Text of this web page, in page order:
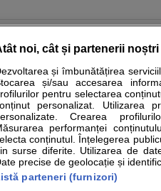
Boli si afectiuni
pe sfatulmedicului.ro au scop
langa informatia primita pe
- ANPC
Parteneri
noi, cât și partenerii
și îmbunătățirea
și/sau accesarea
pentru selectarea
personalizat. Utilizarea
Crearea
performanței
conținutul. Înțelegerea
surse diferite. Utilizarea de
precise de geolocație și
parteneri (furnizori)